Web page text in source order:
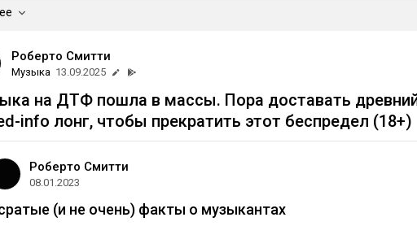
Роберто Смитти
Музыка 13.09.2025
на ДТФ пошла в массы. Пора доставать
info лонг, чтобы прекратить этот беспредел (18+)
Роберто Смитти
08.01.2023
(и не очень) факты о музыкантах